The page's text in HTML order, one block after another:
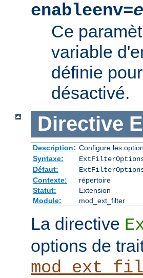
enableenv=
Ce
variable
définie
désactivé.
Directive
Description: Configure les
Syntaxe:
Défaut:
Contexte:
répertoire
Statut:
Extension
Module:
mod_ext_filter
La directive
options de